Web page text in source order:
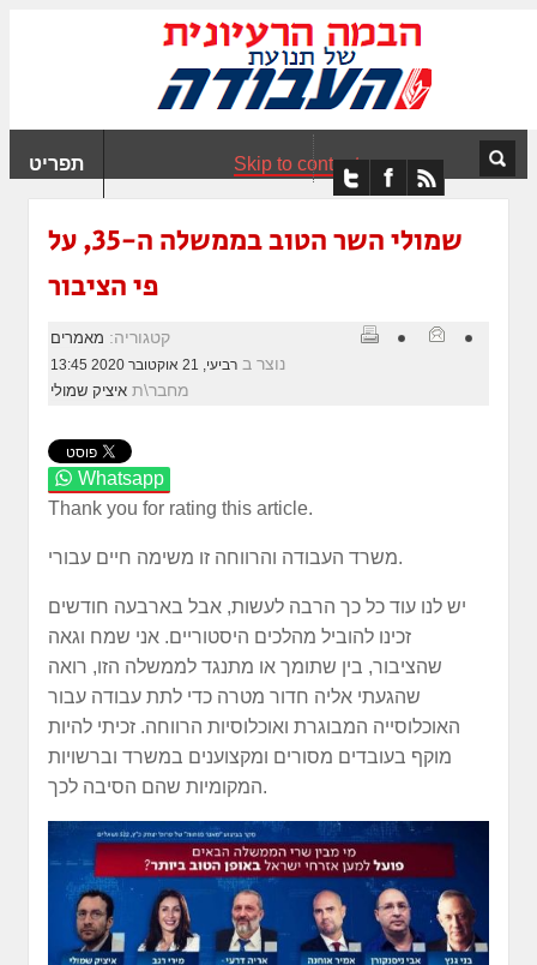
תפריט Skip to content
שמולי השר הטוב בממשלה ה-35, על
פי הציבור
קטגוריה: מאמרים
נוצר ב רביעי, 21 אוקטובר 2020 13:45
מחבר\ת איציק שמולי
Whatsapp
Thank you for rating this article.
משרד העבודה והרווחה זו משימה חיים עבורי.
יש לנו עוד כל כך הרבה לעשות, אבל בארבעה חודשים
זכינו להוביל מהלכים היסטוריים. אני שמח וגאה
שהציבור, בין שתומך או מתנגד לממשלה הזו, רואה
שהגעתי אליה חדור מטרה כדי לתת עבודה עבור
האוכלוסייה המבוגרת ואוכלוסיות הרווחה. זכיתי להיות
מוקף בעובדים מסורים ומקצוענים במשרד וברשויות
המקומיות שהם הסיבה לכך.